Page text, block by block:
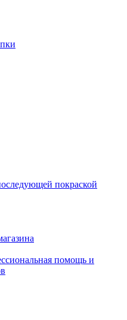
покраской
помощь и